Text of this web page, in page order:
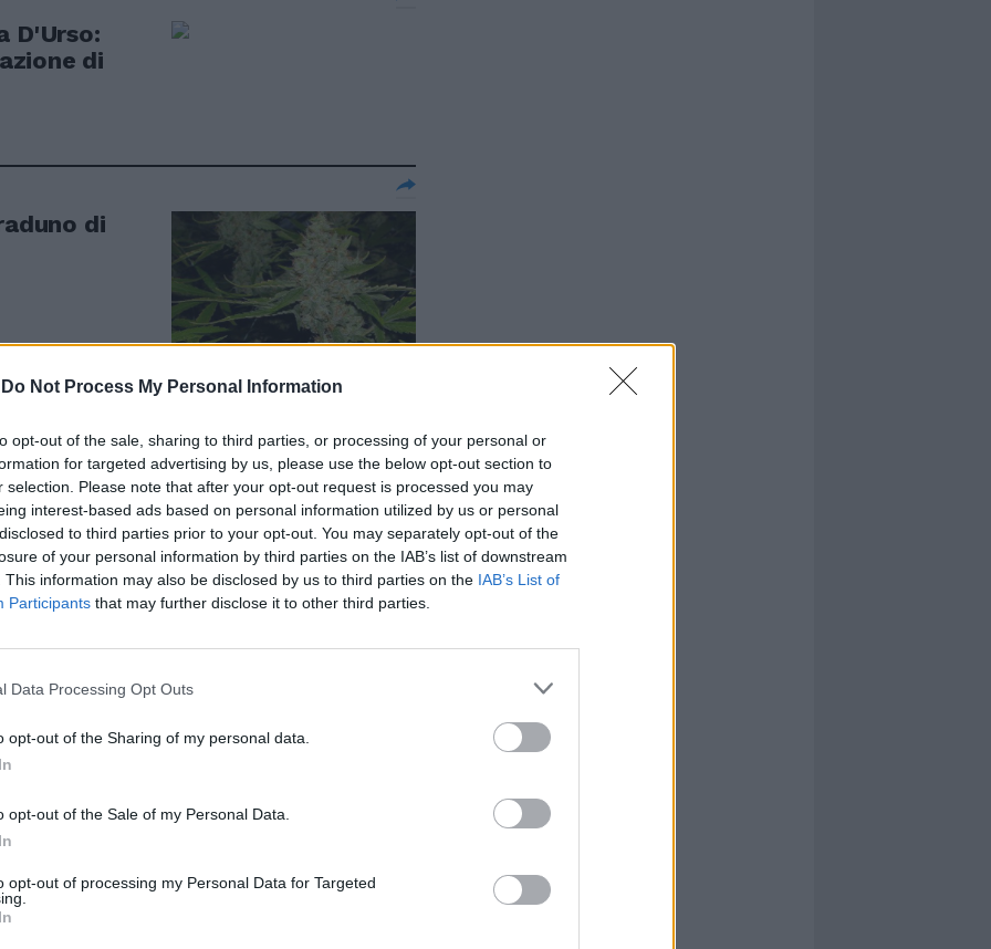
Do Not Process My Personal Information
opt-out of the sale, sharing to third parties, or processing of your personal or
for targeted advertising by us, please use the below opt-out section to
selection. Please note that after your opt-out request is processed you may
interest-based ads based on personal information utilized by us or personal
to third parties prior to your opt-out. You may separately opt-out of the
of your personal information by third parties on the IAB’s list of downstream
This information may also be disclosed by us to third parties on the IAB’s List of
Participants that may further disclose it to other third parties.
Data Processing Opt Outs
opt-out of the Sharing of my personal data.
opt-out of the Sale of my Personal Data.
opt-out of processing my Personal Data for Targeted
D'Urso:
di
di
tutte le
Spagna
Croazia
agli azzurri
l'Italia